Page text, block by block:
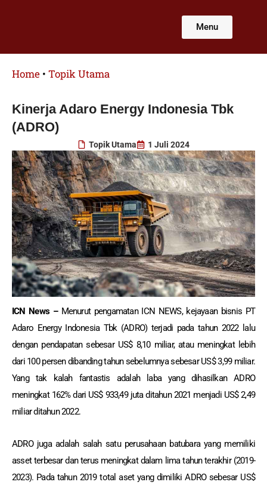
Menu
Home • Topik Utama
Kinerja Adaro Energy Indonesia Tbk
(ADRO)
Topik Utama 1 Juli 2024
ICN News –Menurut pengamatan ICN NEWS, kejayaan bisnis PT
Adaro Energy Indonesia Tbk (ADRO) terjadi pada tahun 2022 lalu
dengan pendapatan sebesar US$ 8,10 miliar, atau meningkat lebih
dari 100 persen dibanding tahun sebelumnya sebesar US$ 3,99 miliar.
Yang tak kalah fantastis adalah laba yang dihasilkan ADRO
meningkat 162% dari US$ 933,49 juta ditahun 2021 menjadi US$ 2,49
miliar ditahun 2022.
ADRO juga adalah salah satu perusahaan batubara yang memiliki
asset terbesar dan terus meningkat dalam lima tahun terakhir (2019-
2023). Pada tahun 2019 total aset yang dimiliki ADRO sebesar US$